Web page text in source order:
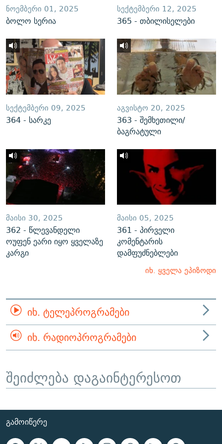
ᲜᲝᲔᲛᲑᲔᲠᲘ 01, 2025
ბოლო სერია
ᲡᲔᲥᲢᲔᲛᲑᲔᲠᲘ 12, 2025
365 - თბილისელები
ᲡᲔᲥᲢᲔᲛᲑᲔᲠᲘ 09, 2025
364 - სარკე
ᲐᲒᲕᲘᲡᲢᲝ 20, 2025
363 - შემხეთილი/
ბაგრატული
ᲛᲐᲘᲡᲘ 30, 2025
362 - წლევანდელი
ოუფენ ეარი იყო ყველაზე
კარგი
ᲛᲐᲘᲡᲘ 05, 2025
361 - პირველი
კომენტარის
დამფუძნებლები
იხ. ყველა ეპიზოდი
ᲘᲮ. ᲢᲔᲚᲔᲞᲠᲝᲒᲠᲐᲛᲔᲑᲘ
ᲘᲮ. ᲠᲐᲓᲘᲝᲞᲠᲝᲒᲠᲐᲛᲔᲑᲘ
შეიძლება დაგაინტერესოთ
ᲒᲐᲛᲝᲘᲬᲔᲠᲔ